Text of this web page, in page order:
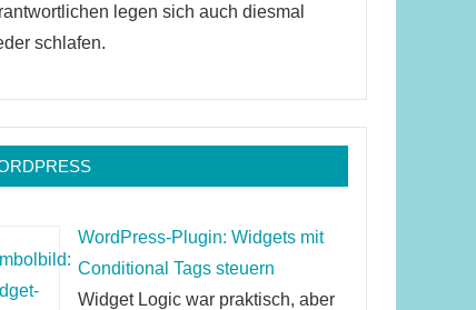
legen sich auch diesmal
schlafen.
WordPress-Plugin: Widgets mit
Conditional Tags steuern
Widget Logic war praktisch, aber